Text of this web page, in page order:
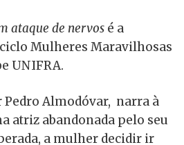
ataque de nervos é a
Mulheres Maravilhosas
UNIFRA.
Almodóvar, narra à
atriz abandonada pelo seu
a mulher decidir ir